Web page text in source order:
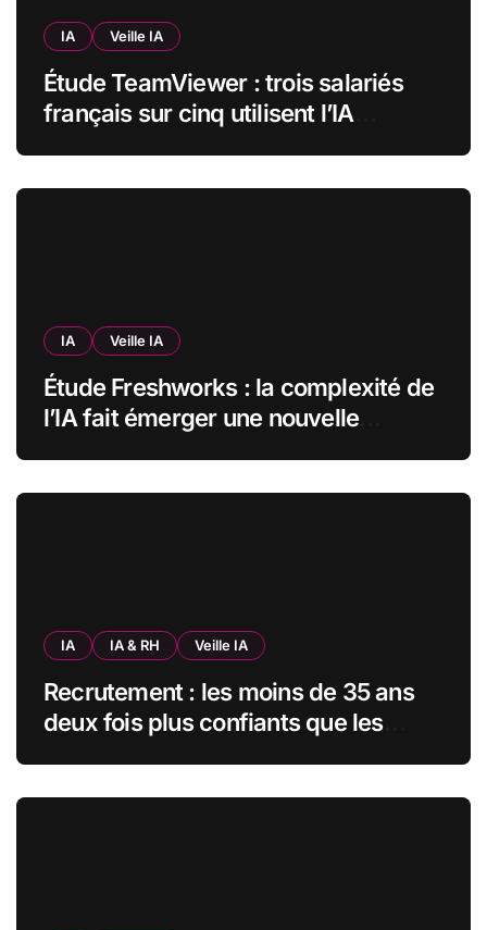
IA Veille IA
Étude TeamViewer : trois salariés
français sur cinq utilisent l’IA
IA Veille IA
Étude Freshworks : la complexité de
l’IA fait émerger une nouvelle
IA IA & RH Veille IA
Recrutement : les moins de 35 ans
deux fois plus confiants que les